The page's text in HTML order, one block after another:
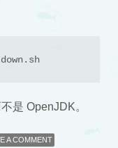
是 OpenJDK。
A COMMENT